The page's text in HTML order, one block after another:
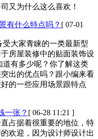
又为什么这么喜欢！
什么特点吗？ [ 07-01
大家青睐的一类最新型
于房屋装修中的贴面装饰设
道有多少呢？你了解这类
的优点吗？跟小编来看
的一些应用场景跟特点
？ [ 06-28 11:21 ]
占据着很重要的地位，特
迎，因为设计师设计出